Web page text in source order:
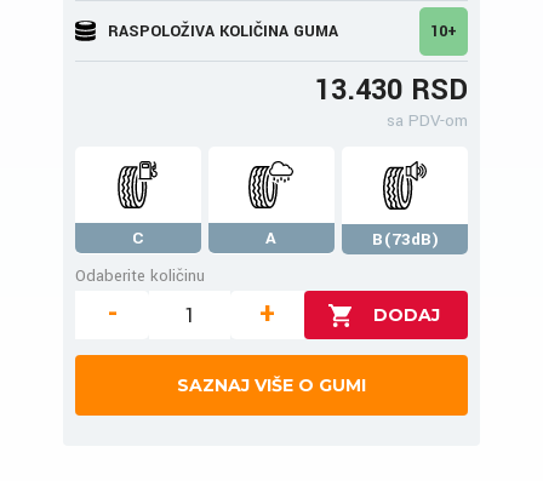
RASPOLOŽIVA KOLIČINA GUMA 10+
13.430 RSD
sa PDV-om
C A
B(73dB)
Odaberite količinu
- +
SAZNAJ VIŠE O GUMI